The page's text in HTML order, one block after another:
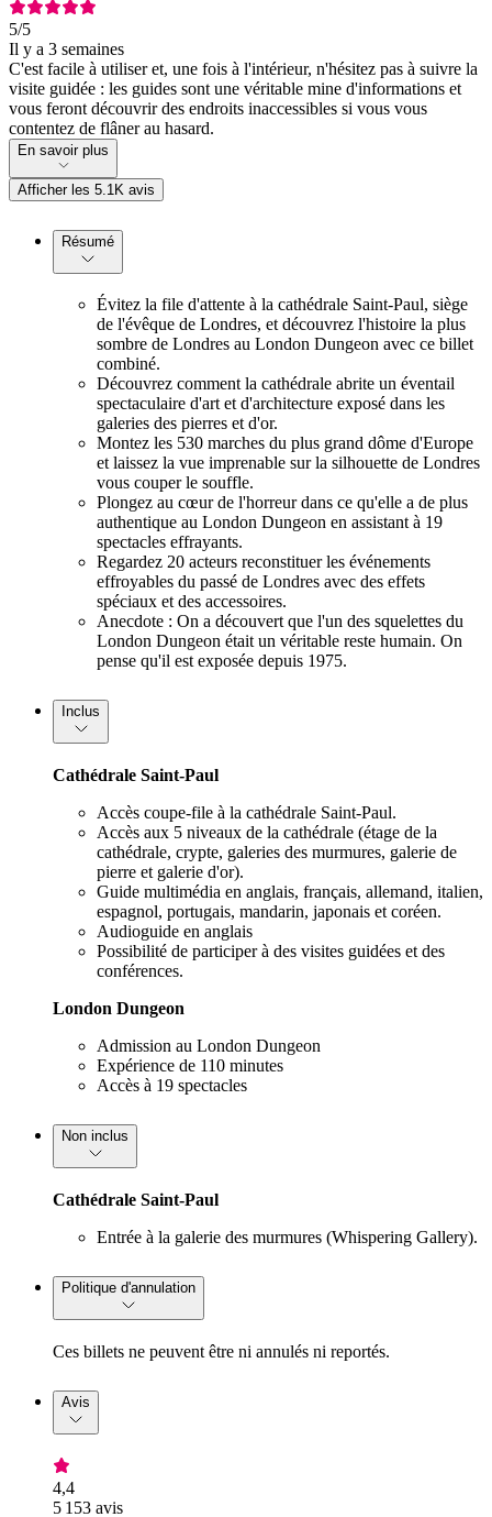
5/5
Il y a 3 semaines
C'est facile à utiliser et, une fois à l'intérieur, n'hésitez pas à suivre la
visite guidée : les guides sont une véritable mine d'informations et
vous feront découvrir des endroits inaccessibles si vous vous
contentez de flâner au hasard.
En savoir plus
Afficher les 5.1K avis
Résumé
Évitez la file d'attente à la cathédrale Saint-Paul, siège
de l'évêque de Londres, et découvrez l'histoire la plus
sombre de Londres au London Dungeon avec ce billet
combiné.
Découvrez comment la cathédrale abrite un éventail
spectaculaire d'art et d'architecture exposé dans les
galeries des pierres et d'or.
Montez les 530 marches du plus grand dôme d'Europe
et laissez la vue imprenable sur la silhouette de Londres
vous couper le souffle.
Plongez au cœur de l'horreur dans ce qu'elle a de plus
authentique au London Dungeon en assistant à 19
spectacles effrayants.
Regardez 20 acteurs reconstituer les événements
effroyables du passé de Londres avec des effets
spéciaux et des accessoires.
Anecdote : On a découvert que l'un des squelettes du
London Dungeon était un véritable reste humain. On
pense qu'il est exposée depuis 1975.
Inclus
Cathédrale Saint-Paul
Accès coupe-file à la cathédrale Saint-Paul.
Accès aux 5 niveaux de la cathédrale (étage de la
cathédrale, crypte, galeries des murmures, galerie de
pierre et galerie d'or).
Guide multimédia en anglais, français, allemand, italien,
espagnol, portugais, mandarin, japonais et coréen.
Audioguide en anglais
Possibilité de participer à des visites guidées et des
conférences.
London Dungeon
Admission au London Dungeon
Expérience de 110 minutes
Accès à 19 spectacles
Non inclus
Cathédrale Saint-Paul
Entrée à la galerie des murmures (Whispering Gallery).
Politique d'annulation
Ces billets ne peuvent être ni annulés ni reportés.
Avis
4,4
5 153 avis